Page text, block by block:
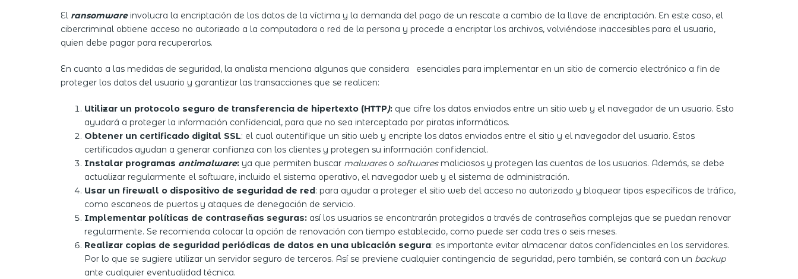
El ransomwareinvolucra la encriptación de los datos de la víctima y la demanda del pago de un rescate a cambio de la llave de encriptación. En este caso, el
cibercriminal obtiene acceso no autorizado a la computadora o red de la persona y procede a encriptar los archivos, volviéndose inaccesibles para el usuario,
quien debe pagar para recuperarlos.
En cuanto a las medidas de seguridad, la analista menciona algunas que considera esenciales para implementar en un sitio de comercio electrónico a fin de
proteger los datos del usuario y garantizar las transacciones que se realicen:
Utilizar un protocolo seguro de transferencia de hipertexto (HTTP): que cifre los datos enviados entre un sitio web y el navegador de un usuario. Esto
ayudará a proteger la información confidencial, para que no sea interceptada por piratas informáticos.
Obtener un certificado digital SSL: el cual autentifique un sitio web y encripte los datos enviados entre el sitio y el navegador del usuario. Estos
certificados ayudan a generar confianza con los clientes y protegen su información confidencial.
Instalar programas antimalware: ya que permiten buscar malwareso softwares maliciosos y protegen las cuentas de los usuarios. Además, se debe
actualizar regularmente el software, incluido el sistema operativo, el navegador web y el sistema de administración.
Usar un firewall o dispositivo de seguridad de red : para ayudar a proteger el sitio web del acceso no autorizado y bloquear tipos específicos de tráfico,
como escaneos de puertos y ataques de denegación de servicio.
Implementar políticas de contraseñas seguras: así los usuarios se encontrarán protegidos a través de contraseñas complejas que se puedan renovar
regularmente. Se recomienda colocar la opción de renovación con tiempo establecido, como puede ser cada tres o seis meses.
Realizar copias de seguridad periódicas de datos en una ubicación segura: es importante evitar almacenar datos confidenciales en los servidores.
Por lo que se sugiere utilizar un servidor seguro de terceros. Así se previene cualquier contingencia de seguridad, pero también, se contará con un backup
ante cualquier eventualidad técnica.